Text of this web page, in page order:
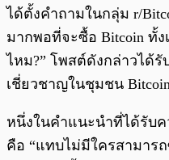
ได้ตั้งคำถามในกลุ่ม r/
มากพอที่จะซื้อ Bitcoin ทั้
ไหม?” โพสต์ดังกล่าวได้
เชี่ยวชาญในชุมชน
หนึ่งในคำแนะนำที่ได้รับ
คือ “แทบไม่มีใครสามาร